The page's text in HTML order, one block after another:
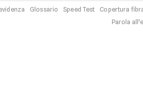
Glossario Speed Test
Copertura
Parola